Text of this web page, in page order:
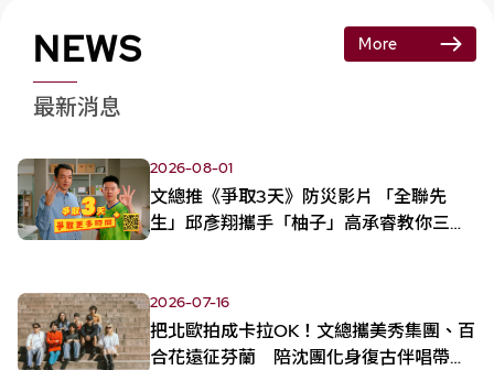
NEWS
最新消息
More
2026-08-01
文總推《爭取3天》防災影片 「全聯先
生」邱彥翔攜手「柚子」高承睿教你三招
2026-07-16
把北歐拍成卡拉OK！文總攜美秀集團、百
合花遠征芬蘭 陪沈團化身復古伴唱帶女